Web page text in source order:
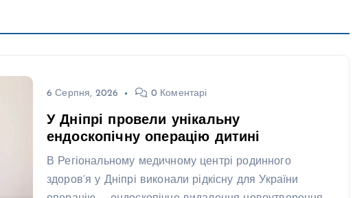
6 Серпня, 2026 0 Коментарі
У Дніпрі провели унікальну
ендоскопічну операцію дитині
В Регіональному медичному центрі родинного
здоров’я у Дніпрі виконали рідкісну для України